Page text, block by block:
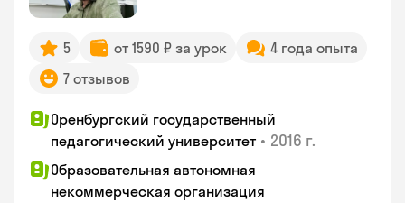
5 от 1590 ₽ за урок
4 года опыта
7 отзывов
Оренбургский государственный
педагогический университет • 2016 г.
Образовательная автономная
некоммерческая организация